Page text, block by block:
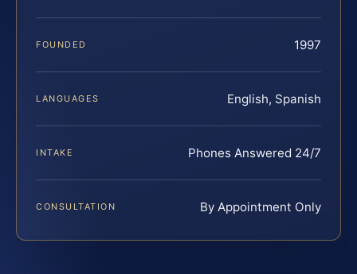
FOUNDED 1997
LANGUAGES English, Spanish
INTAKE Phones Answered 24/7
CONSULTATION By Appointment Only